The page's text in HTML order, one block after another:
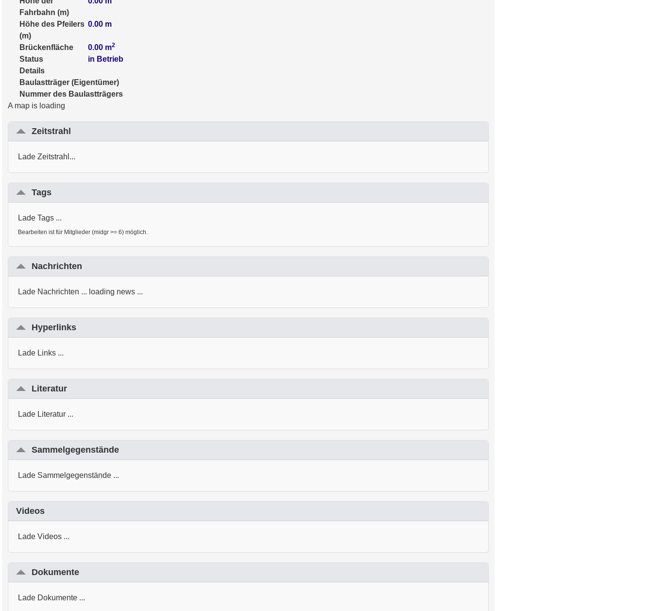
Fahrbahn (m)
Höhe des Pfeilers
(m)
0.00 m
Brückenfläche 0.00 m2
Status
in Betrieb
Details
Baulastträger (Eigentümer)
Nummer des Baulastträgers
A map is loading
Zeitstrahl
Lade Zeitstrahl...
Tags
Lade Tags ...
Bearbeiten ist für Mitglieder (midgr >= 6) möglich.
Nachrichten
Lade Nachrichten ... loading news ...
Hyperlinks
Lade Links ...
Literatur
Lade Literatur ...
Sammelgegenstände
Lade Sammelgegenstände ...
Videos
Lade Videos ...
Dokumente
Lade Dokumente ...